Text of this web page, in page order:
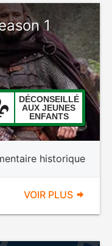
1
DÉCONSEILLÉ
AUX JEUNES
ENFANTS
historique
VOIR PLUS